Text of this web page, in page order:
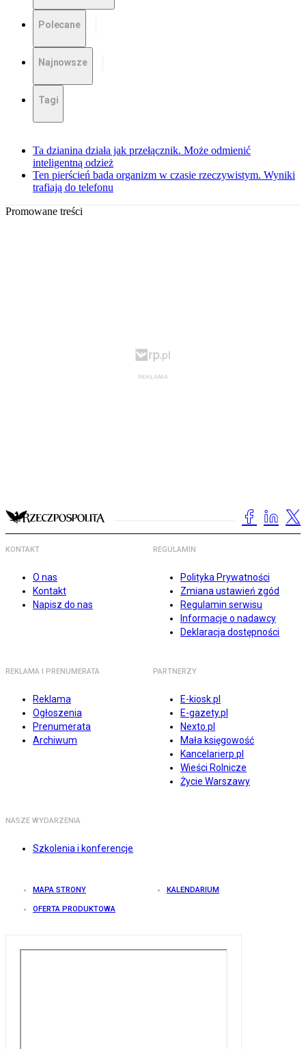
Polecane
Najnowsze
Tagi
Ta dzianina działa jak przełącznik. Może odmienić
inteligentną odzież
Ten pierścień bada organizm w czasie rzeczywistym. Wyniki
trafiają do telefonu
Promowane treści
KONTAKT
O nas
Kontakt
Napisz do nas
REGULAMIN
Polityka Prywatności
Zmiana ustawień zgód
Regulamin serwisu
Informacje o nadawcy
Deklaracja dostępności
REKLAMA I PRENUMERATA
Reklama
Ogłoszenia
Prenumerata
Archiwum
PARTNERZY
E-kiosk.pl
E-gazety.pl
Nexto.pl
Mała księgowość
Kancelarierp.pl
Wieści Rolnicze
Życie Warszawy
NASZE WYDARZENIA
Szkolenia i konferencje
MAPA STRONY KALENDARIUM
OFERTA PRODUKTOWA